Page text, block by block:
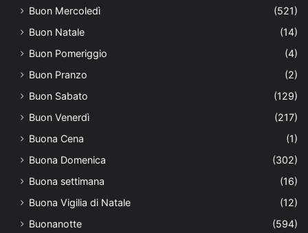
Buon Mercoledì
(521)
Buon Natale
(14)
Buon Pomeriggio
(4)
Buon Pranzo
(2)
Buon Sabato
(129)
Buon Venerdì
(217)
Buona Cena
(1)
Buona Domenica
(302)
Buona settimana
(16)
Buona Vigilia di Natale
(12)
Buonanotte
(594)